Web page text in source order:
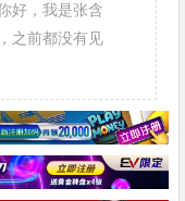
好，我是张含
之前都没有见